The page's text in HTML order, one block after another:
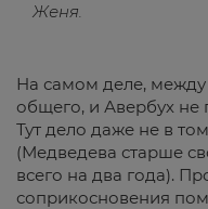
Женя.
На самом деле,
общего, и Авербух не
Тут дело даже не в
(Медведева старше
всего на два года).
соприкосновения